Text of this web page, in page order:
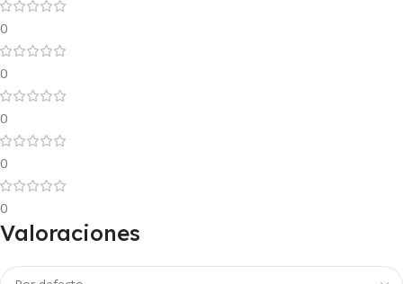
0
0
0
0
0
Valoraciones